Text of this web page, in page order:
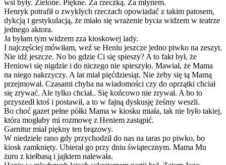
wsi były. Zielone. Piękne. Za rzeczką. Za młynem.
Henryk potrafił o zwykłych rzeczach opowiadać z takim patosem,
dykcją i gestykulacją, że miało się wrażenie bycia widzem w teatrze
jednego aktora.
Ja byłam tym widzem zza kioskowej lady.
I najczęściej mówiłam, weź se Heniu jeszcze jedno piwko na zeszyt.
Nie idź jeszcze. No bo gdzie Ci się spieszy? A to fakt był, że
Heniowi się nigdzie i do niczego nie spieszyło. Mawiał, że Mama
na niego nakrzyczy. A lat miał pięćdziesiąt. Nie żeby się tą Mamą
przejmował. Czasami chyba na wiadomości czy do oprzątki chciał
się zrywać. Ale tylko chciał.. Się końcowo nie zrywał. A bo to
przyszedł ktoś i postawił, a to w fajną dyskusję żeśmy weszli.
Bo choć gazet pełne półki Mama w kiosku miała, tak nie było takiej,
która mogłaby mi rozmowę z Heniem zastąpić.
Garnitur miał piękny ten brązowy.
W niedziele rano gdy przychodził do nas na taras po piwko, bo
kiosk zamknięty. Ubierał go przy dniu świątecznym. Mama Mu
żuru z kiełbasą i jajkiem nalewała.